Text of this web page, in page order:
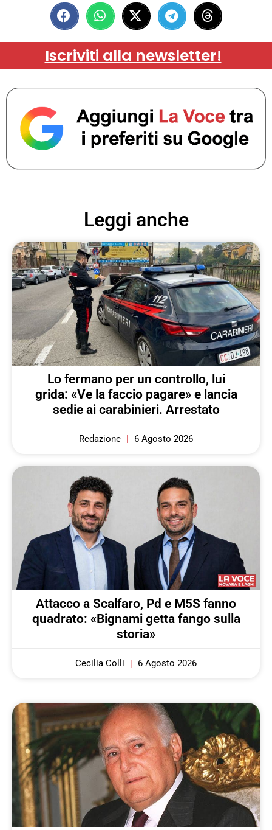
Iscriviti alla newsletter!
Leggi anche
Lo fermano per un controllo, lui
grida: «Ve la faccio pagare» e lancia
sedie ai carabinieri. Arrestato
Redazione 6 Agosto 2026
Attacco a Scalfaro, Pd e M5S fanno
quadrato: «Bignami getta fango sulla
storia»
Cecilia Colli 6 Agosto 2026